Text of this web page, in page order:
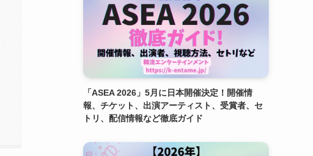
「ASEA 2026」5月に日本開催決定！開催情
報、チケット、出演アーティスト、受賞者、セ
トリ、配信情報など徹底ガイド